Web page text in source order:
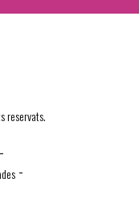
reservats.
-
-